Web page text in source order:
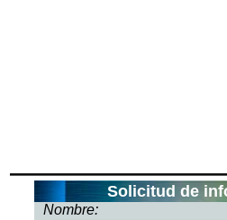
Solicitud de
Nombre: